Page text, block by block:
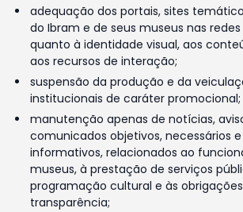
adequação dos portais, sites
do Ibram e de seus museus nas
quanto à identidade visual, aos
aos recursos de interação;
suspensão da produção e da
institucionais de caráter promocional;
manutenção apenas de notícias,
comunicados objetivos, necessários
informativos, relacionados ao
museus, à prestação de serviços
programação cultural e às
transparência;